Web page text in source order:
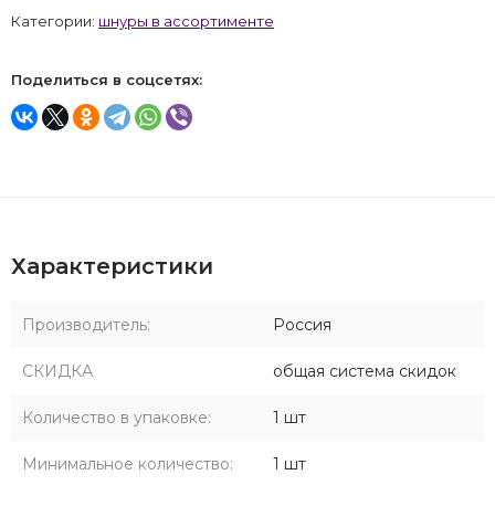
Категории: шнуры в ассортименте
Поделиться в соцсетях:
Характеристики
Производитель: Россия
СКИДКА общая система скидок
Количество в упаковке: 1 шт
Минимальное количество: 1 шт